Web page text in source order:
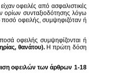
οφειλές από ασφαλιστικές
ορίων συνταξιοδότησης λόγω
οφειλής, συμψηφιζόταν ή
οφειλής συμψηφίζονται ή
θανάτου). Η πρώτη δόση
οφειλών των άρθρων 1-18